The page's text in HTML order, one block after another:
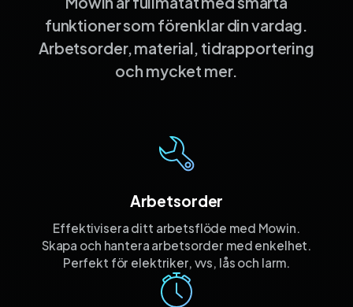
funktioner som förenklar din vardag.
Arbetsorder, material, tidrapportering
och mycket mer.
Arbetsorder
Effektivisera ditt arbetsflöde med Mowin.
Skapa och hantera arbetsorder med enkelhet.
Perfekt för elektriker, vvs, lås och larm.